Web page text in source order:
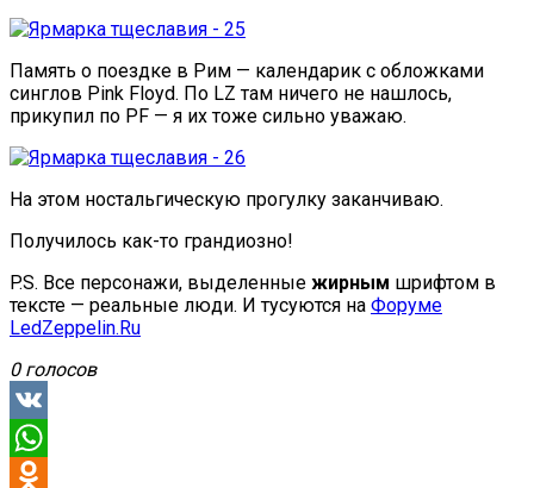
Память о поездке в Рим — календарик с обложками
синглов Pink Floyd. По LZ там ничего не нашлось,
прикупил по PF — я их тоже сильно уважаю.
На этом ностальгическую прогулку заканчиваю.
Получилось как-то грандиозно!
P.S. Все персонажи, выделенные жирным шрифтом в
тексте — реальные люди. И тусуются на Форуме
LedZeppelin.Ru
0 голосов
VK
WhatsApp